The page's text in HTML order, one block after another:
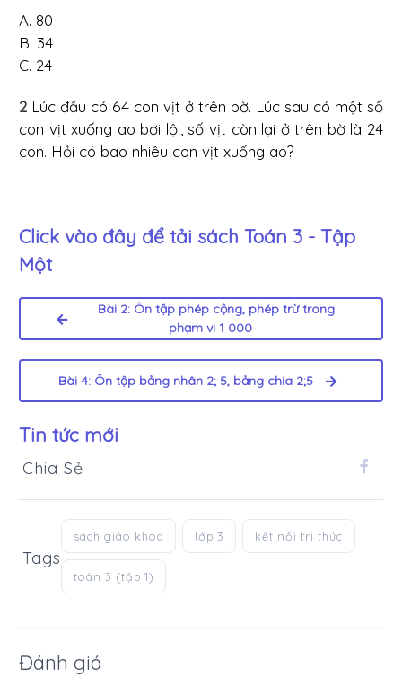
A. 80
B. 34
C. 24
2 Lúc đầu có 64 con vịt ở trên bờ. Lúc sau có một số
con vịt xuống ao bơi lội, số vịt còn lại ở trên bờ là 24
con. Hỏi có bao nhiêu con vịt xuống ao?
Click vào đây để tải sách Toán 3 - Tập
Một
Bài 2: Ôn tập phép cộng, phép trừ trong
phạm vi 1 000
Bài 4: Ôn tập bảng nhân 2; 5, bảng chia 2;5
Tin tức mới
Chia Sẻ .
Tags
sách giáo khoa lớp 3 kết nối tri thức
toán 3 (tập 1)
Đánh giá